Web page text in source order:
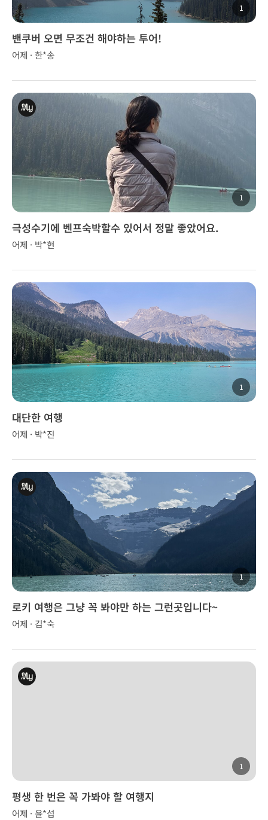
1
밴쿠버 오면 무조건 해야하는 투어!
어제 · 한*송
1
극성수기에 벤프숙박할수 있어서 정말 좋았어요.
어제 · 박*현
1
대단한 여행
어제 · 박*진
1
로키 여행은 그냥 꼭 봐야만 하는 그런곳입니다~
어제 · 김*숙
1
평생 한 번은 꼭 가봐야 할 여행지
어제 · 윤*섭